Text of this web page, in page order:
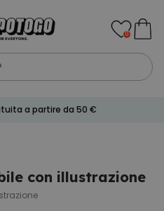
Logo e
0
a partire da 50 €
con illustrazione